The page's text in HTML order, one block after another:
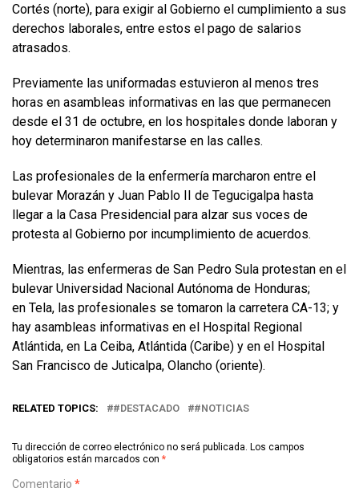
Cortés (norte), para exigir al Gobierno el cumplimiento a sus
derechos laborales, entre estos el pago de salarios
atrasados.
Previamente las uniformadas estuvieron al menos tres
horas en asambleas informativas en las que permanecen
desde el 31 de octubre, en los hospitales donde laboran y
hoy determinaron manifestarse en las calles.
Las profesionales de la enfermería marcharon entre el
bulevar Morazán y Juan Pablo II de Tegucigalpa hasta
llegar a la Casa Presidencial para alzar sus voces de
protesta al Gobierno por incumplimiento de acuerdos.
Mientras, las enfermeras de San Pedro Sula protestan en el
bulevar Universidad Nacional Autónoma de Honduras;
en Tela, las profesionales se tomaron la carretera CA-13; y
hay asambleas informativas en el Hospital Regional
Atlántida, en La Ceiba, Atlántida (Caribe) y en el Hospital
San Francisco de Juticalpa, Olancho (oriente).
RELATED TOPICS: #DESTACADO #NOTICIAS
Tu dirección de correo electrónico no será publicada. Los campos
obligatorios están marcados con *
Comentario *